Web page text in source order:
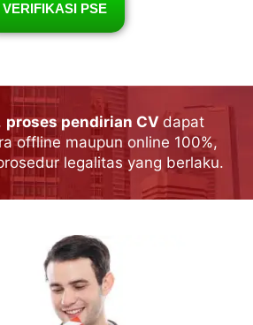
VERIFIKASI PSE
proses pendirian CV dapat
offline maupun online 100%,
legalitas yang berlaku.